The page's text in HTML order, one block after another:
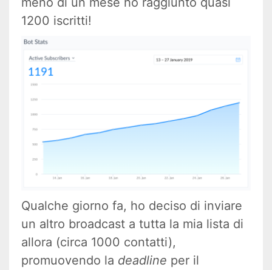
1200 iscritti!
Qualche giorno fa, ho deciso di inviare
un altro broadcast a tutta la mia lista di
allora (circa 1000 contatti),
promuovendo la deadline per il